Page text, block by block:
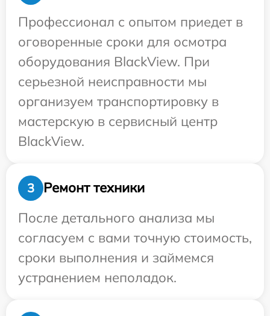
Профессионал с опытом приедет в
оговоренные сроки для осмотра
оборудования BlackView. При
серьезной неисправности мы
организуем транспортировку в
мастерскую в сервисный центр
BlackView.
3
Ремонт техники
После детального анализа мы
согласуем с вами точную стоимость,
сроки выполнения и займемся
устранением неполадок.